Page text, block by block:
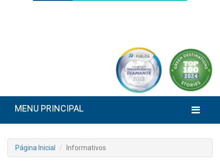
MENU PRINCIPAL
Página Inicial Informativos